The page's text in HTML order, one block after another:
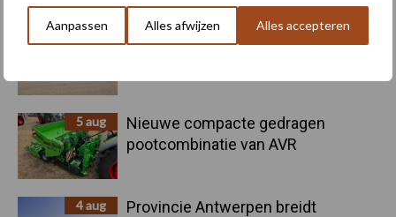
Aanpassen Alles afwijzen Alles accepteren
Sidebar
"Hoge verwachtingen van schijven
5 aug
Nieuwe compacte gedragen
pootcombinatie van AVR
4 aug
Provincie Antwerpen breidt